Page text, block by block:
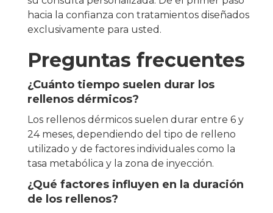
hacia la confianza con tratamientos diseñados
exclusivamente para usted.
Preguntas frecuentes
¿Cuánto tiempo suelen durar los
rellenos dérmicos?
Los rellenos dérmicos suelen durar entre 6 y
24 meses, dependiendo del tipo de relleno
utilizado y de factores individuales como la
tasa metabólica y la zona de inyección.
¿Qué factores influyen en la duración
de los rellenos?